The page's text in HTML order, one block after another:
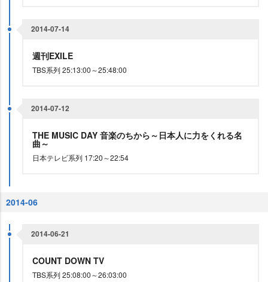
2014-07-14
週刊EXILE
TBS系列 25:13:00～25:48:00
2014-07-12
THE MUSIC DAY 音楽のちから～日本人に力をくれる名
曲～
日本テレビ系列 17:20～22:54
2014-06
2014-06-21
COUNT DOWN TV
TBS系列 25:08:00～26:03:00